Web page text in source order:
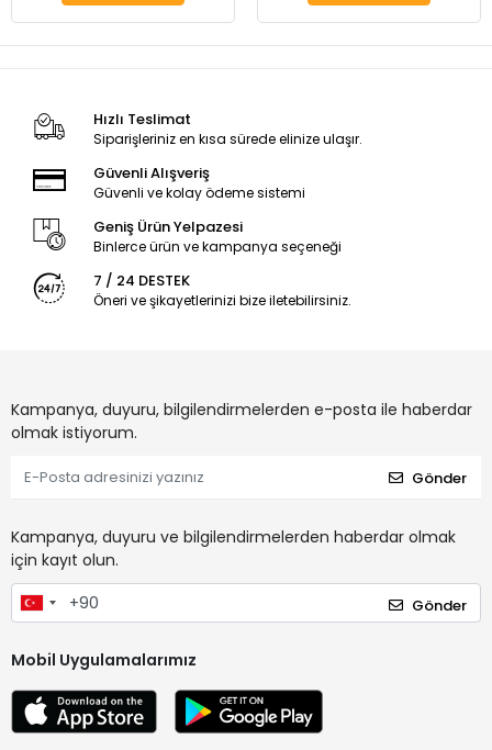
Hızlı Teslimat
Siparişleriniz en kısa sürede elinize ulaşır.
Güvenli Alışveriş
Güvenli ve kolay ödeme sistemi
Geniş Ürün Yelpazesi
Binlerce ürün ve kampanya seçeneği
7 / 24 DESTEK
Öneri ve şikayetlerinizi bize iletebilirsiniz.
Kampanya, duyuru, bilgilendirmelerden e-posta ile haberdar
olmak istiyorum.
Gönder
Kampanya, duyuru ve bilgilendirmelerden haberdar olmak
için kayıt olun.
Gönder
Mobil Uygulamalarımız